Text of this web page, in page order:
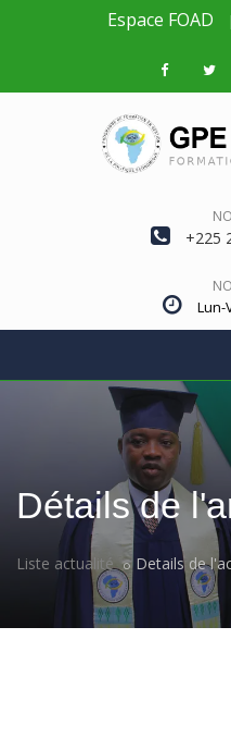
Espace FOAD |
+225
Lun-
Détails de
Liste actualité Details de